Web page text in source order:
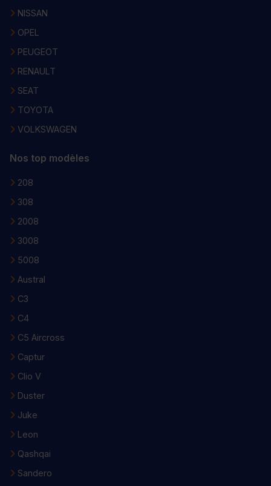
NISSAN
OPEL
PEUGEOT
RENAULT
SEAT
TOYOTA
VOLKSWAGEN
Nos top modèles
208
308
2008
3008
5008
Austral
C3
C4
C5 Aircross
Captur
Clio V
Duster
Juke
Leon
Qashqai
Sandero